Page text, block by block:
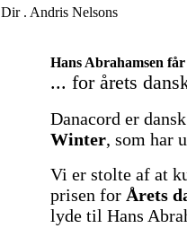
Dir . Andris Nelsons
Hans Abrahamsen
... for årets
Danacord er
Winter, som har
Vi er stolte af at
prisen for Årets
lyde til Hans